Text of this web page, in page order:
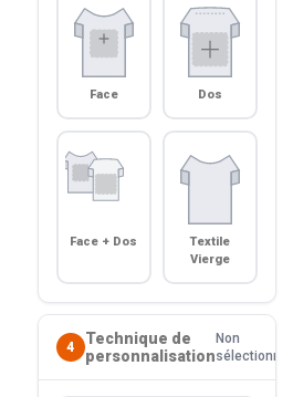
Face Dos
Face + Dos
Textile
Vierge
4
Technique de
personnalisation
Non
sélectionné